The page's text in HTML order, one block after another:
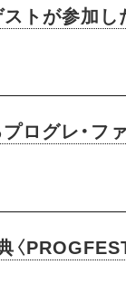
トが参加
ログレ・
〈